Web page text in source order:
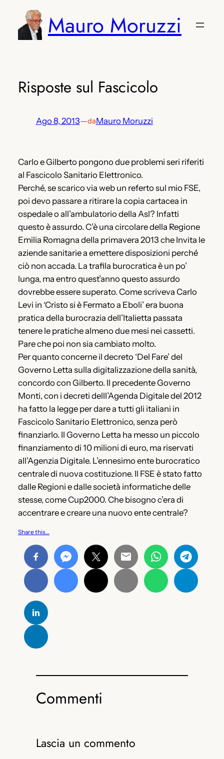
contenuto
Mauro Moruzzi
Risposte sul Fascicolo
Ago 8, 2013—daMauro Moruzzi
Carlo e Gilberto pongono due problemi seri riferiti
al Fascicolo Sanitario Elettronico.
Perché, se scarico via web un referto sul mio FSE,
poi devo passare a ritirare la copia cartacea in
ospedale o all’ambulatorio della Asl? Infatti
questo è assurdo. C’è una circolare della Regione
Emilia Romagna della primavera 2013 che Invita le
aziende sanitarie a emettere disposizioni perché
ciò non accada. La trafila burocratica è un po’
lunga, ma entro quest’anno questo assurdo
dovrebbe essere superato. Come scriveva Carlo
Levi in ‘Cristo si è Fermato a Eboli’ era buona
pratica della burocrazia dell’Italietta passata
tenere le pratiche almeno due mesi nei cassetti.
Pare che poi non sia cambiato molto.
Per quanto concerne il decreto ‘Del Fare’ del
Governo Letta sulla digitalizzazione della sanità,
concordo con Gilberto. Il precedente Governo
Monti, con i decreti delll’Agenda Digitale del 2012
ha fatto la legge per dare a tutti gli italiani in
Fascicolo Sanitario Elettronico, senza però
finanziarlo. Il Governo Letta ha messo un piccolo
finanziamento di 10 milioni di euro, ma riservati
all’Agenzia Digitale. L’ennesimo ente burocratico
centrale di nuova costituzione. Il FSE è stato fatto
dalle Regioni e dalle società informatiche delle
stesse, come Cup2000. Che bisogno c’era di
accentrare e creare una nuovo ente centrale?
Share this…
Commenti
Lascia un commento